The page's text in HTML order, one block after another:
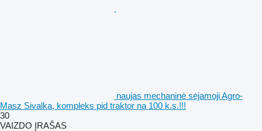
naujas mechaninė sėjamoji Agro-
Masz Sivalka, kompleks pid traktor na 100 k.s.!!!
30
VAIZDO ĮRAŠAS